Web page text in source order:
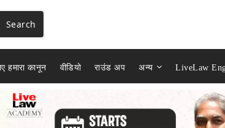
Search
हमारा कानून वीडियो राउंड अप अन्य LiveLaw